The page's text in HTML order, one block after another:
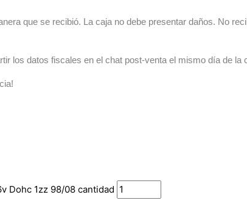
que se recibió. La caja no debe presentar daños. No
los datos fiscales en el chat post-venta el mismo día de la
Dohc 1zz 98/08 cantidad